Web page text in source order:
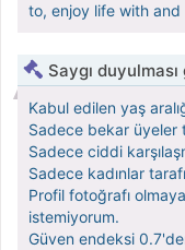
to, enjoy life with
Saygı
Kabul edilen yaş
Sadece bekar üyeler
Sadece ciddi
Sadece kadınlar
Profil fotoğrafı
istemiyorum.
Güven endeksi